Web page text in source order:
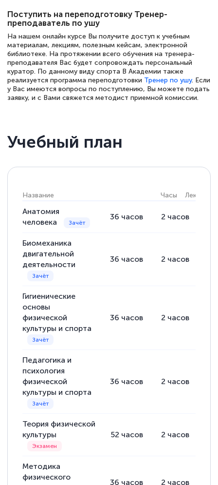
двух…
Светлана К
Знаток города 7 уровня
10 марта 2026
Обучение понравилось: огромное
пособий и учебников доступно на время
аттестации, проблем не возникло ни на
каком этапе…
Поступить на переподготовку Тренер-
преподаватель по ушу
На нашем онлайн курсе Вы получите доступ к учебным
материалам, лекциям, полезным кейсам, электронной
библиотеке. На протяжении всего обучения на тренера-
преподавателя Вас будет сопровождать персональный
куратор. По данному виду спорта В Академии также
реализуется программа переподготовки Тренер по ушу. Если
у Вас имеются вопросы по поступлению, Вы можете подать
заявку, и с Вами свяжется методист приемной комиссии.
Учебный план
Название Часы Лекции
Анатомия
человека
36 часов 2 часов
Биомеханика
двигательной
деятельности
36 часов 2 часов
Гигиенические
основы
физической
культуры и спорта
36 часов 2 часов
Педагогика и
психология
физической
культуры и спорта
36 часов 2 часов
Теория физической
культуры
52 часов 2 часов
Методика
физического
36 часов 2 часов